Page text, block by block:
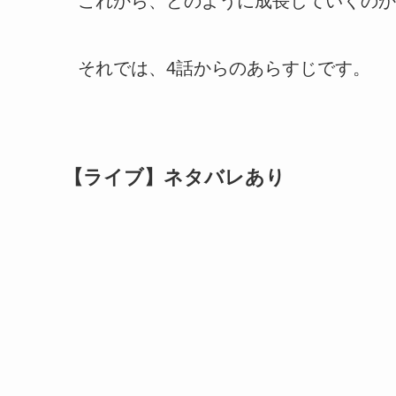
それでは、4話からのあらすじです。
【ライブ】ネタバレあり